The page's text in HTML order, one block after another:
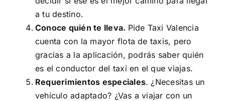
a tu destino.
Conoce quién te lleva. Pide Taxi Valencia
cuenta con la mayor flota de taxis, pero
gracias a la aplicación, podrás saber quién
es el conductor del taxi en el que viajas.
Requerimientos especiales. ¿Necesitas un
vehículo adaptado? ¿Vas a viajar con un